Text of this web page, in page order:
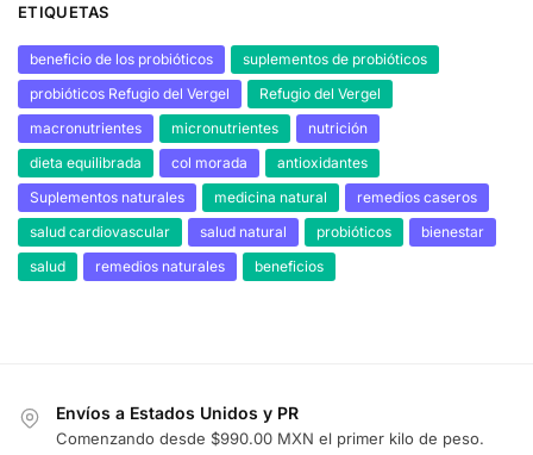
ETIQUETAS
beneficio de los probióticos
suplementos de probióticos
probióticos Refugio del Vergel
Refugio del Vergel
macronutrientes
micronutrientes
nutrición
dieta equilibrada
col morada
antioxidantes
Suplementos naturales
medicina natural
remedios caseros
salud cardiovascular
salud natural probióticos
bienestar
salud
remedios naturales beneficios
Envíos a Estados Unidos y PR
Comenzando desde $990.00 MXN el primer kilo de peso.